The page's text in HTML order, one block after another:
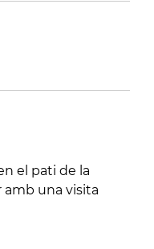
el pati de la
amb una visita